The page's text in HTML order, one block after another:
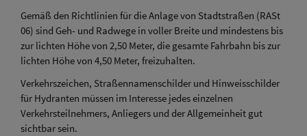
Gemäß den Richtlinien für die Anlage von Stadtstraßen (RASt
06) sind Geh- und Radwege in voller Breite und mindestens bis
zur lichten Höhe von 2,50 Meter, die gesamte Fahrbahn bis zur
lichten Höhe von 4,50 Meter, freizuhalten.
Verkehrszeichen, Straßennamenschilder und Hinweisschilder
für Hydranten müssen im Interesse jedes einzelnen
Verkehrsteilnehmers, Anliegers und der Allgemeinheit gut
sichtbar sein.